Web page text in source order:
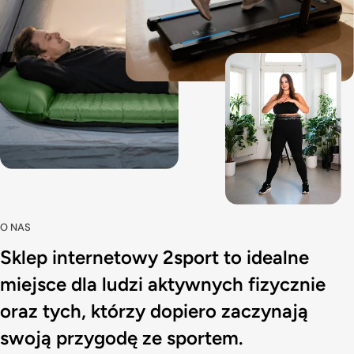
O NAS
Sklep internetowy 2sport to idealne
miejsce dla ludzi aktywnych fizycznie
oraz tych, którzy dopiero zaczynają
swoją przygodę ze sportem.